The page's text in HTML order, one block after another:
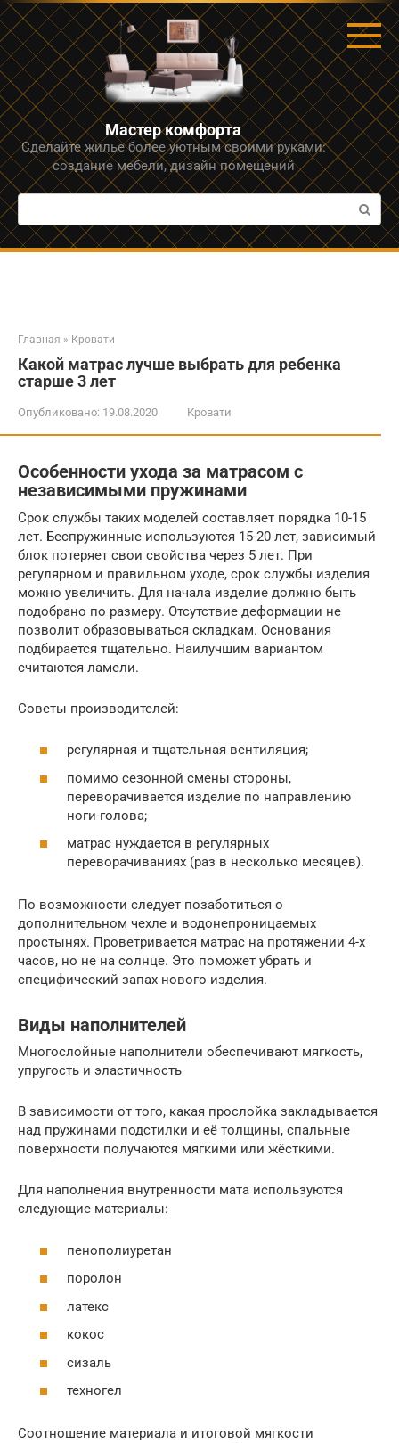
Перейти
к
контенту
Мастер комфорта
Сделайте жилье более уютным своими руками:
создание мебели, дизайн помещений
Поиск:
Главная » Кровати
Какой матрас лучше выбрать для ребенка
старше 3 лет
Опубликовано: 19.08.2020 Кровати
Особенности ухода за матрасом с
независимыми пружинами
Срок службы таких моделей составляет порядка 10-15
лет. Беспружинные используются 15-20 лет, зависимый
блок потеряет свои свойства через 5 лет. При
регулярном и правильном уходе, срок службы изделия
можно увеличить. Для начала изделие должно быть
подобрано по размеру. Отсутствие деформации не
позволит образовываться складкам. Основания
подбирается тщательно. Наилучшим вариантом
считаются ламели.
Советы производителей:
регулярная и тщательная вентиляция;
помимо сезонной смены стороны,
переворачивается изделие по направлению
ноги-голова;
матрас нуждается в регулярных
переворачиваниях (раз в несколько месяцев).
По возможности следует позаботиться о
дополнительном чехле и водонепроницаемых
простынях. Проветривается матрас на протяжении 4-х
часов, но не на солнце. Это поможет убрать и
специфический запах нового изделия.
Виды наполнителей
Многослойные наполнители обеспечивают мягкость,
упругость и эластичность
В зависимости от того, какая прослойка закладывается
над пружинами подстилки и её толщины, спальные
поверхности получаются мягкими или жёсткими.
Для наполнения внутренности мата используются
следующие материалы:
пенополиуретан
поролон
латекс
кокос
сизаль
техногел
Соотношение материала и итоговой мягкости